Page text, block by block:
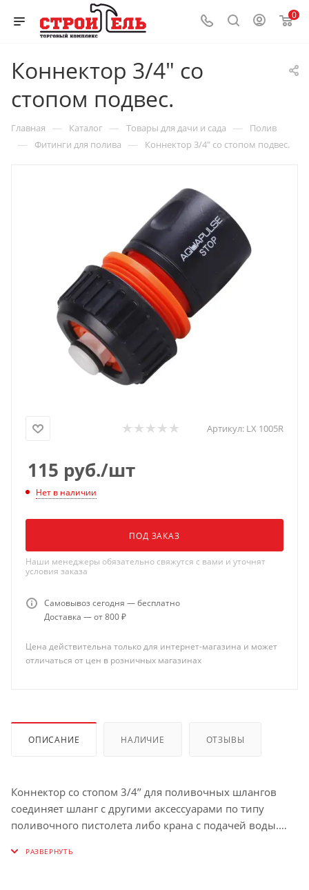
0
Коннектор 3/4" со
стопом подвес.
Главная — Каталог — Товары для дачи и сада — Полив
— Фитинги для полива — Коннектор 3/4" со стопом подвес.
Артикул: LX 1005R
115 руб./шт
Нет в наличии
ПОД ЗАКАЗ
Наши менеджеры обязательно свяжутся с вами и уточнят
условия заказа
Самовывоз сегодня — бесплатно
Доставка — от 800 ₽
Цена действительна только для интернет-магазина и может
отличаться от цен в розничных магазинах
ОПИСАНИЕ НАЛИЧИЕ ОТЗЫВЫ
Коннектор со стопом 3/4’’ для поливочных шлангов
соединяет шланг с другими аксессуарами по типу
поливочного пистолета либо крана с подачей воды.
широкий спектр применения для организации полива,